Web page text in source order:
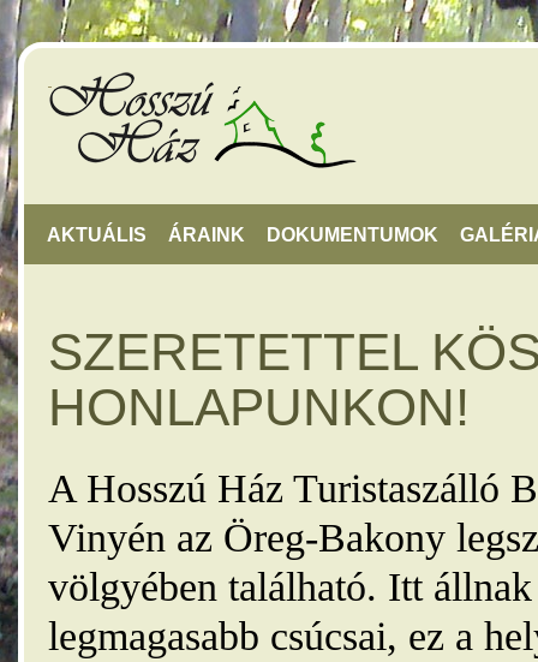
AKTUÁLIS ÁRAINK DOKUMENTUMOK
SZERETETTEL
HONLAPUNKON!
A Hosszú Ház Turistaszálló
Vinyén az Öreg-Bakony
völgyében található. Itt
legmagasabb csúcsai, ez a